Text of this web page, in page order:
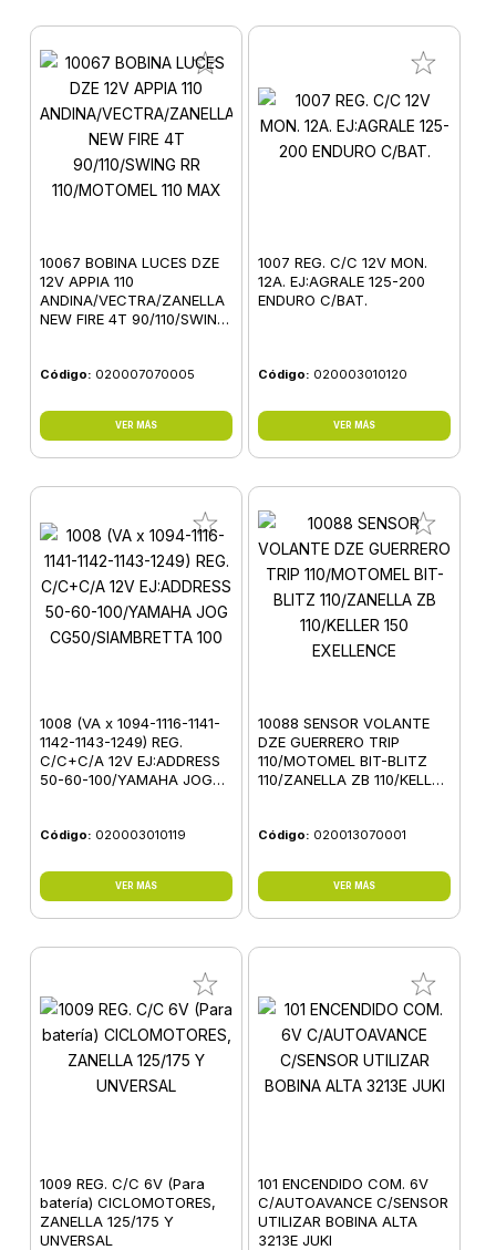
10067 BOBINA LUCES DZE
12V APPIA 110
ANDINA/VECTRA/ZANELLA
NEW FIRE 4T 90/110/SWING
Código: 020007070005
VER MÁS
1007 REG. C/C 12V MON.
12A. EJ:AGRALE 125-200
ENDURO C/BAT.
Código: 020003010120
VER MÁS
1008 (VA x 1094-1116-1141-
1142-1143-1249) REG.
C/C+C/A 12V EJ:ADDRESS
50-60-100/YAMAHA JOG
Código: 020003010119
VER MÁS
10088 SENSOR VOLANTE
DZE GUERRERO TRIP
110/MOTOMEL BIT-BLITZ
110/ZANELLA ZB 110/KELLER
Código: 020013070001
VER MÁS
1009 REG. C/C 6V (Para
batería) CICLOMOTORES,
ZANELLA 125/175 Y
UNVERSAL
101 ENCENDIDO COM. 6V
C/AUTOAVANCE C/SENSOR
UTILIZAR BOBINA ALTA
3213E JUKI